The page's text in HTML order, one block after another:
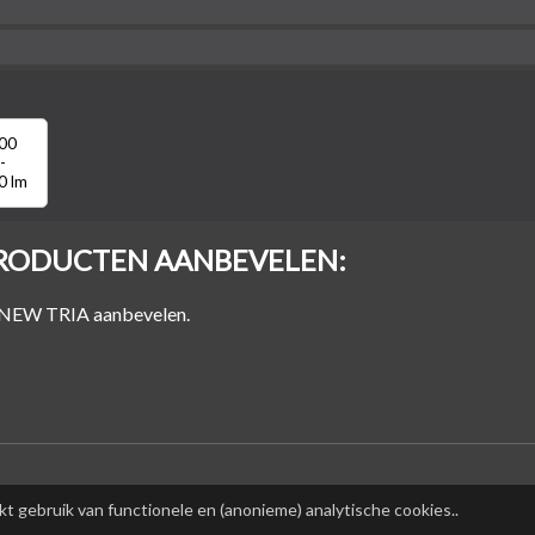
-
lm
AANBEVELEN:
TRIA aanbevelen.
gebruik van functionele en (anonieme) analytische cookies..